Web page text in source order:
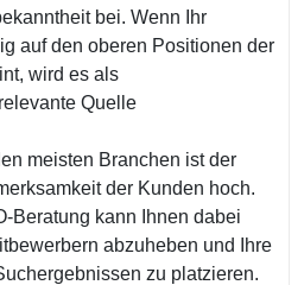
bei. Wenn Ihr
auf den oberen Positionen der
wird es als
Quelle
meisten Branchen ist der
der Kunden hoch.
Beratung kann Ihnen dabei
abzuheben und Ihre
zu platzieren.